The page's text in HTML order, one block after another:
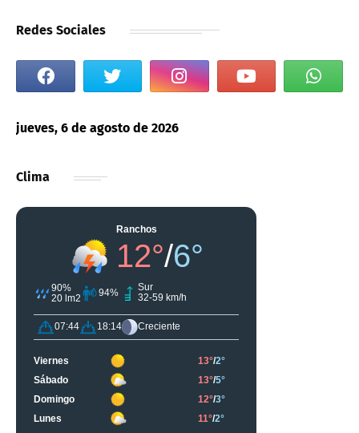
Redes Sociales
jueves, 6 de agosto de 2026
Clima